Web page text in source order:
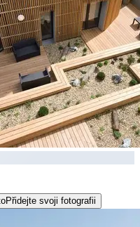
Přidejte svoji fotografii